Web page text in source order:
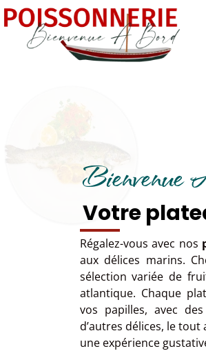
Votre
Régalez-vous avec nos
aux délices marins.
sélection variée de
atlantique. Chaque
vos papilles, avec
d’autres délices, le
une expérience